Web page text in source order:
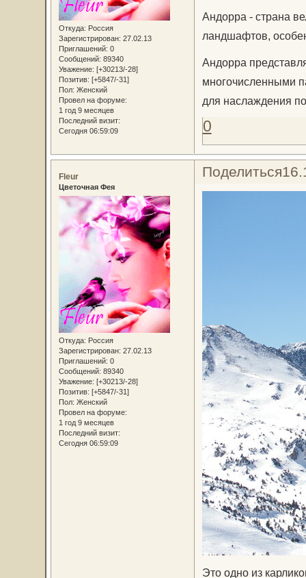
Откуда: Россия
Зарегистрирован: 27.02.13
Приглашений: 0
Сообщений: 89340
Уважение: [+30213/-28]
Позитив: [+5847/-31]
Пол: Женский
Провел на форуме:
1 год 9 месяцев
Последний визит:
Сегодня 06:59:09
Андорра - страна
ландшафтов,
Андорра
многочисленными
для наслаждения
0
Поделиться
Fleur
Цветочная Фея
Откуда: Россия
Зарегистрирован: 27.02.13
Приглашений: 0
Сообщений: 89340
Уважение: [+30213/-28]
Позитив: [+5847/-31]
Пол: Женский
Провел на форуме:
1 год 9 месяцев
Последний визит:
Сегодня 06:59:09
Это одно из